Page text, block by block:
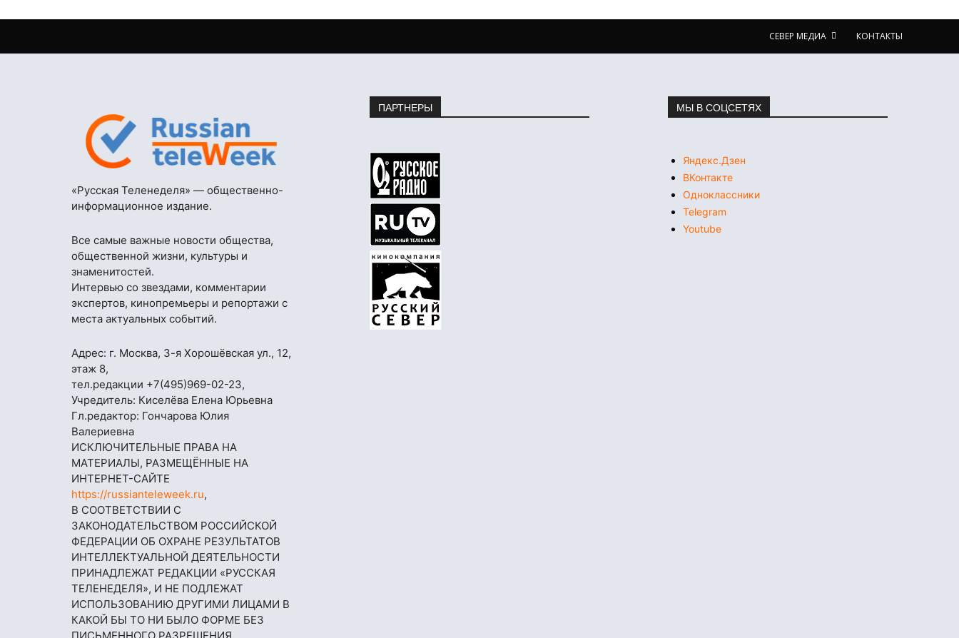
СЕВЕР МЕДИА КОНТАКТЫ
«Русская Теленеделя» — общественно-
информационное издание.
Все самые важные новости общества,
общественной жизни, культуры и
знаменитостей.
Интервью со звездами, комментарии
экспертов, кинопремьеры и репортажи с
места актуальных событий.
Адрес: г. Москва, 3-я Хорошёвская ул., 12,
этаж 8,
тел.редакции +7(495)969-02-23,
Учредитель: Киселёва Елена Юрьевна
Гл.редактор: Гончарова Юлия
Валериевна
ИСКЛЮЧИТЕЛЬНЫЕ ПРАВА НА
МАТЕРИАЛЫ, РАЗМЕЩЁННЫЕ НА
ИНТЕРНЕТ-САЙТЕ
https://russianteleweek.ru,
В СООТВЕТСТВИИ С
ЗАКОНОДАТЕЛЬСТВОМ РОССИЙСКОЙ
ФЕДЕРАЦИИ ОБ ОХРАНЕ РЕЗУЛЬТАТОВ
ИНТЕЛЛЕКТУАЛЬНОЙ ДЕЯТЕЛЬНОСТИ
ПРИНАДЛЕЖАТ РЕДАКЦИИ «РУССКАЯ
ТЕЛЕНЕДЕЛЯ», И НЕ ПОДЛЕЖАТ
ИСПОЛЬЗОВАНИЮ ДРУГИМИ ЛИЦАМИ В
КАКОЙ БЫ ТО НИ БЫЛО ФОРМЕ БЕЗ
ПАРТНЕРЫ МЫ В СОЦСЕТЯХ
Яндекс.Дзен
ВКонтакте
Одноклассники
Telegram
Youtube